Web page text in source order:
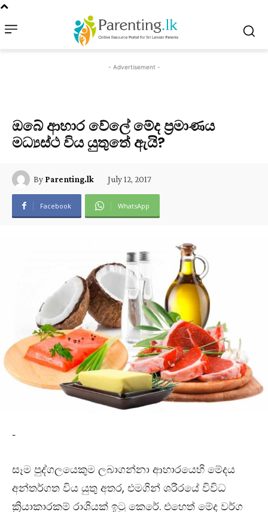
- Advertisement -
ඔබේ ආහාර වේලේ මේද ප්‍රමාණය
මධ්‍යස්ථ විය යුතුතේ ඇයි?
By Parenting.lk July 12, 2017
Facebook WhatsApp
-
සෑම පුද්ගලයෙකුම ලබාගන්නා ආහාරයෙහි මේදය
අන්තර්ගත විය යුතු අතර, එමගින් ශරීරයේ විවිධ
ක්‍රියාකාරකම් රාශියක් ඉටු කෙරේ. එහෙත් මේද වර්ග